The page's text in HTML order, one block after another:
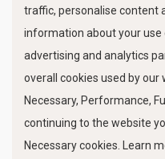
FOLLOW US
traffic, personalise content
information about your use
advertising and analytics
overall cookies used by
Necessary, Performance,
continuing to the website
Necessary cookies. Learn